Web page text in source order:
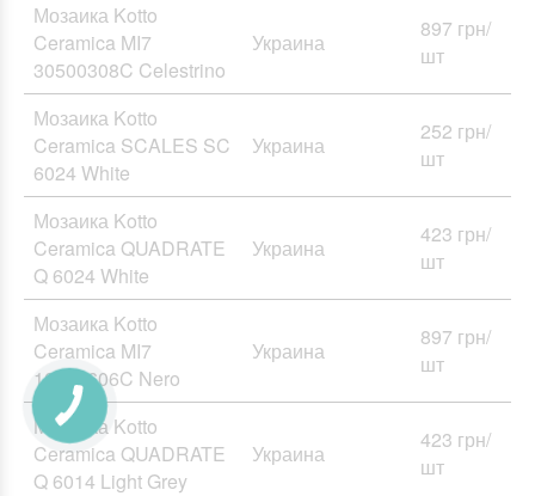
Мозаика Kotto
Ceramica MI7
30500308C Celestrino
Украина
897 грн/
шт
Мозаика Kotto
Ceramica SCALES SC
6024 White
Украина
252 грн/
шт
Мозаика Kotto
Ceramica QUADRATE
Q 6024 White
Украина
423 грн/
шт
Мозаика Kotto
Ceramica MI7
10100606C Nero
Украина
897 грн/
шт
Мозаика Kotto
Ceramica QUADRATE
Q 6014 Light Grey
Украина
423 грн/
шт